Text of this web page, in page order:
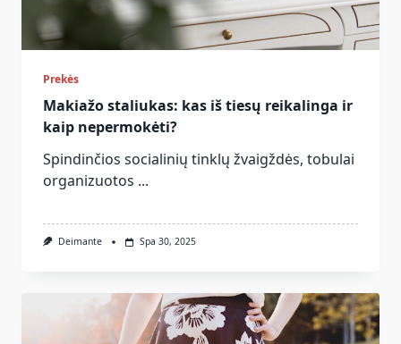
Prekės
Makiažo staliukas: kas iš tiesų reikalinga ir
kaip nepermokėti?
Spindinčios socialinių tinklų žvaigždės, tobulai
organizuotos ...
Deimante Spa 30, 2025